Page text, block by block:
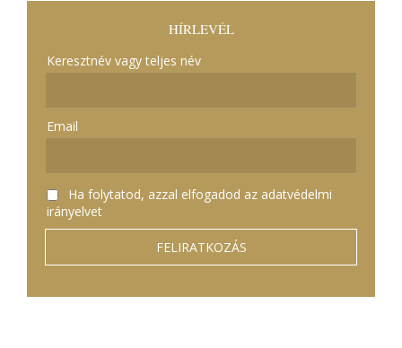
HÍRLEVÉL
Keresztnév vagy teljes név
Email
Ha folytatod, azzal elfogadod az adatvédelmi
irányelvet